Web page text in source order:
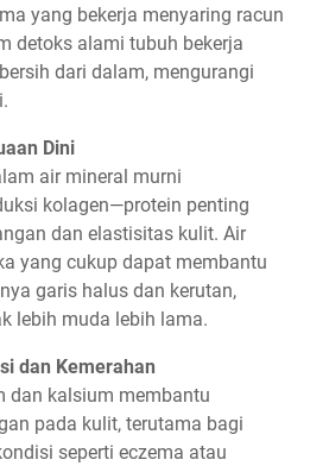
yang bekerja menyaring racun
detoks alami tubuh bekerja
dari dalam, mengurangi
Dini
air mineral murni
kolagen—protein penting
dan elastisitas kulit. Air
yang cukup dapat membantu
garis halus dan kerutan,
lebih muda lebih lama.
dan Kemerahan
dan kalsium membantu
pada kulit, terutama bagi
seperti eczema atau